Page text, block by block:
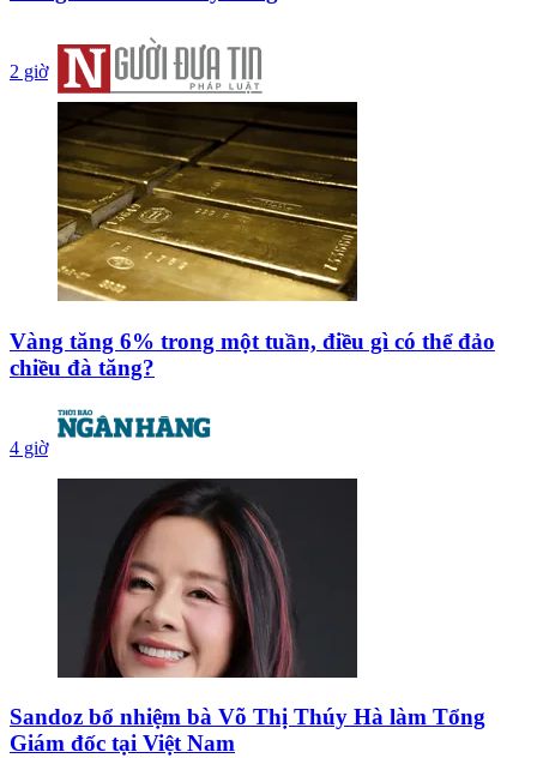
2 giờ
Vàng tăng 6% trong một tuần, điều gì có thể đảo
chiều đà tăng?
4 giờ
Sandoz bổ nhiệm bà Võ Thị Thúy Hà làm Tổng
Giám đốc tại Việt Nam